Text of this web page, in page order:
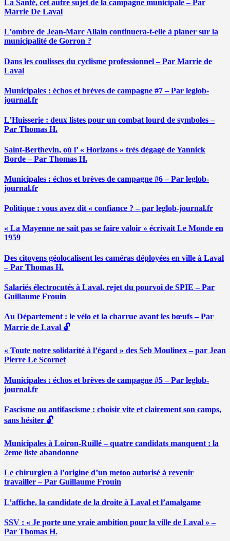
La Santé, cet autre sujet de la campagne municipale – Par
Marrie De Laval
L’ombre de Jean-Marc Allain continuera-t-elle à planer sur la
municipalité de Gorron ?
Dans les coulisses du cyclisme professionnel – Par Marrie de
Laval
Municipales : échos et brèves de campagne #7 – Par leglob-
journal.fr
L’Huisserie : deux listes pour un combat lourd de symboles –
Par Thomas H.
Saint-Berthevin, où l’ « Horizons » très dégagé de Yannick
Borde – Par Thomas H.
Municipales : échos et brèves de campagne #6 – Par leglob-
journal.fr
Politique : vous avez dit « confiance ? – par leglob-journal.fr
« La Mayenne ne sait pas se faire valoir » écrivait Le Monde en
1959
Des citoyens géolocalisent les caméras déployées en ville à Laval
– Par Thomas H.
Salariés électrocutés à Laval, rejet du pourvoi de SPIE – Par
Guillaume Frouin
Au Département : le vélo et la charrue avant les bœufs – Par
Marrie de Laval 🔓
« Toute notre solidarité à l’égard » des Seb Moulinex – par Jean
Pierre Le Scornet
Municipales : échos et brèves de campagne #5 – Par leglob-
journal.fr
Fascisme ou antifascisme : choisir vite et clairement son camps,
sans hésiter 🔓
Municipales à Loiron-Ruillé – quatre candidats manquent : la
2eme liste abandonne
Le chirurgien à l’origine d’un metoo autorisé à revenir
travailler – Par Guillaume Frouin
L’affiche, la candidate de la droite à Laval et l’amalgame
SSV : « Je porte une vraie ambition pour la ville de Laval » –
Par Thomas H.